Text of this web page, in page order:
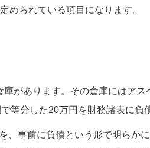
められている項目になります。
があります。その倉庫にはア
等分した20万円を財務諸表に負
、事前に負債という形で明らか